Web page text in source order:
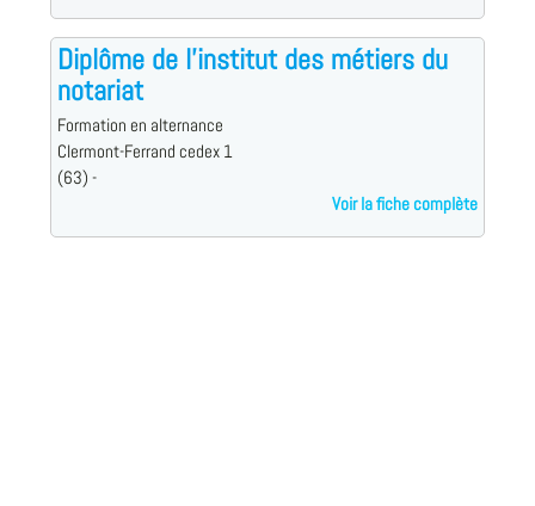
Diplôme de l'institut des métiers du
notariat
Formation en alternance
Clermont-Ferrand cedex 1
(63) -
Voir la fiche complète